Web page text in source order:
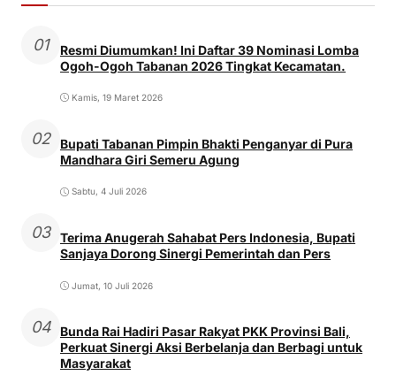
01
Resmi Diumumkan! Ini Daftar 39 Nominasi Lomba
Ogoh-Ogoh Tabanan 2026 Tingkat Kecamatan.
Kamis, 19 Maret 2026
02
Bupati Tabanan Pimpin Bhakti Penganyar di Pura
Mandhara Giri Semeru Agung
Sabtu, 4 Juli 2026
03
Terima Anugerah Sahabat Pers Indonesia, Bupati
Sanjaya Dorong Sinergi Pemerintah dan Pers
Jumat, 10 Juli 2026
04
Bunda Rai Hadiri Pasar Rakyat PKK Provinsi Bali,
Perkuat Sinergi Aksi Berbelanja dan Berbagi untuk
Masyarakat